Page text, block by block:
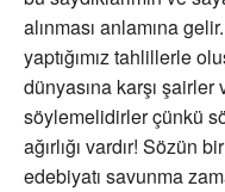
alınması anlamına
yaptığımız tahlillerle
dünyasına karşı
söylemelidirler çünkü
ağırlığı vardır! Sözün
edebiyatı savunma